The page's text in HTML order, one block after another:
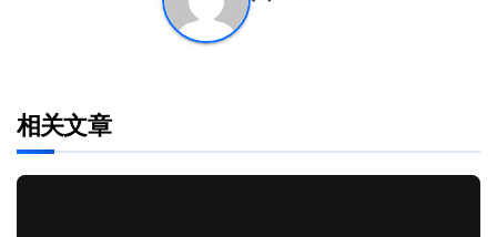
相关文章